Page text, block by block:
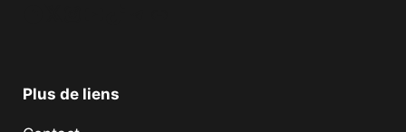
Plus de liens